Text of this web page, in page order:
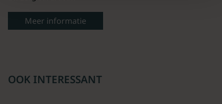
Meer informatie
OOK INTERESSANT